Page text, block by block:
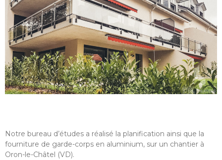
Notre bureau d’études a réalisé la planification ainsi que la
fourniture de garde-corps en aluminium, sur un chantier à
Oron-le-Châtel (VD).